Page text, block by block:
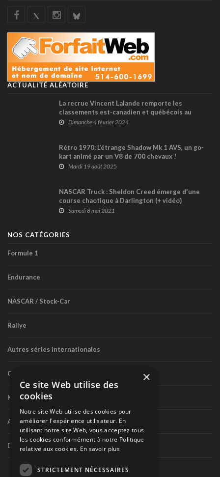
ACTUALITÉ ALÉATOIRE
La recrue Vincent Lalande remporte les
classements est-canadien et québécois au
Rallye Perce-Neige
Dimanche 4 février 2024
Rétro 1970: L’étrange Shadow Mk 1 AVS, un go-
kart animé par un V8 de 700 chevaux !
Mardi 19 août 2025
NASCAR Truck : Sheldon Creed émerge d'une
course chaotique à Darlington (+ vidéo)
Samedi 8 mai 2021
NOS CATÉGORIES
Formule 1
Endurance
NASCAR / Stock-Car
Rallye
Autres séries internationales
Circuit routier canadien
Karting
Autres séries nationales
Divers
×
Ce site Web utilise des
cookies
Notre site Web utilise des cookies pour
améliorer l'expérience utilisateur. En
utilisant notre site Web, vous acceptez tous
les cookies conformément à notre Politique
relative aux cookies. En savoir plus
STRICTEMENT NÉCESSAIRES